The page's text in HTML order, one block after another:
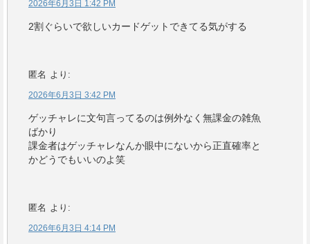
2026年6月3日 1:42 PM
2割ぐらいで欲しいカードゲットできてる気がする
匿名 より:
2026年6月3日 3:42 PM
ゲッチャレに文句言ってるのは例外なく無課金の雑魚
ばかり
課金者はゲッチャレなんか眼中にないから正直確率と
かどうでもいいのよ笑
匿名 より:
2026年6月3日 4:14 PM